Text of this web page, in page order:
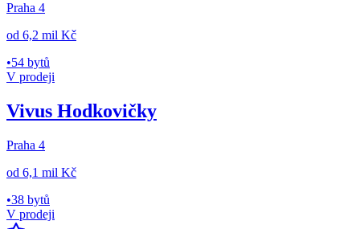
Praha 4
od 6,2 mil Kč
•54 bytů
V prodeji
Vivus Hodkovičky
Praha 4
od 6,1 mil Kč
•38 bytů
V prodeji